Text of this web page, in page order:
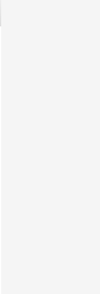
실 수 있습니다.
섬세한 스트라이프